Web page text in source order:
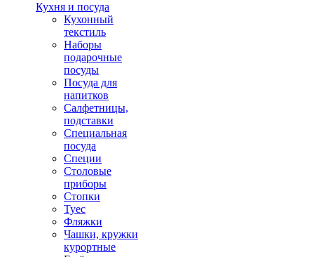
Кухня и посуда
Кухонный
текстиль
Наборы
подарочные
посуды
Посуда для
напитков
Салфетницы,
подставки
Специальная
посуда
Специи
Столовые
приборы
Стопки
Туес
Фляжки
Чашки, кружки
курортные